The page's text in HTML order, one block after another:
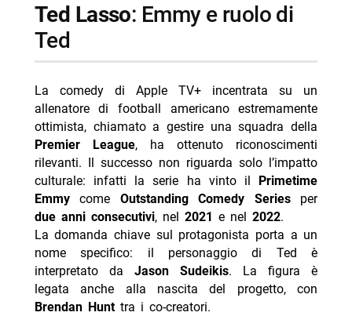
- Neuromancer: teaser e data d’uscita svelati al
Comic-Con 2026
completo delle uscite su Apple TV+
- Le 10 migliori serie tv da vedere su Apple TV+ in
questa estate 2026
- “Nocturne” su Apple TV+: trama, cast e data di
uscita del thriller con protagonisti
Ted Lasso: Emmy e ruolo di
Ted
La comedy di Apple TV+ incentrata su un
allenatore di football americano estremamente
ottimista, chiamato a gestire una squadra della
Premier League, ha ottenuto riconoscimenti
rilevanti. Il successo non riguarda solo l’impatto
culturale: infatti la serie ha vinto il
Primetime
Emmycome Outstanding Comedy Seriesper
due anni consecutivi, nel 2021 e nel 2022.
La domanda chiave sul protagonista porta a un
nome specifico: il personaggio di Ted è
interpretato da Jason Sudeikis. La figura è
legata anche alla nascita del progetto, con
Brendan Hunttra i co-creatori.